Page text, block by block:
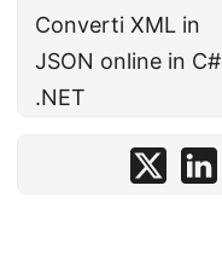
Converti XML in
JSON online in C#
.NET